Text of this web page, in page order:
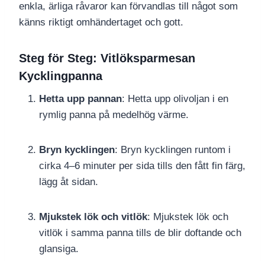
enkla, ärliga råvaror kan förvandlas till något som
känns riktigt omhändertaget och gott.
Steg för Steg: Vitlöksparmesan
Kycklingpanna
Hetta upp pannan: Hetta upp olivoljan i en
rymlig panna på medelhög värme.
Bryn kycklingen: Bryn kycklingen runtom i
cirka 4–6 minuter per sida tills den fått fin färg,
lägg åt sidan.
Mjukstek lök och vitlök: Mjukstek lök och
vitlök i samma panna tills de blir doftande och
glansiga.